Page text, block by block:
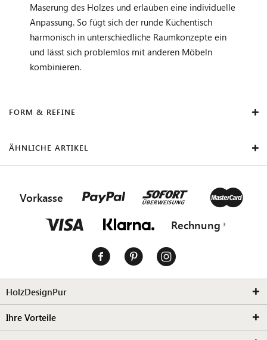
Maserung des Holzes und erlauben eine individuelle
Anpassung. So fügt sich der runde Küchentisch
harmonisch in unterschiedliche Raumkonzepte ein
und lässt sich problemlos mit anderen Möbeln
kombinieren.
FORM & REFINE
ÄHNLICHE ARTIKEL
Vorkasse
Rechnung
HolzDesignPur
Ihre Vorteile